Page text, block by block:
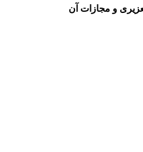
و مجازات آن